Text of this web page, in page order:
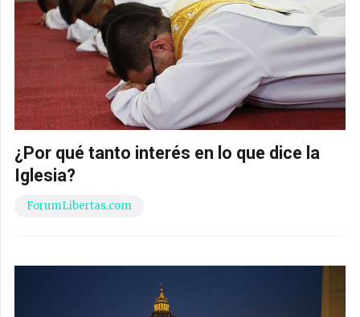
¿Por qué tanto interés en lo que dice la
Iglesia?
ForumLibertas.com